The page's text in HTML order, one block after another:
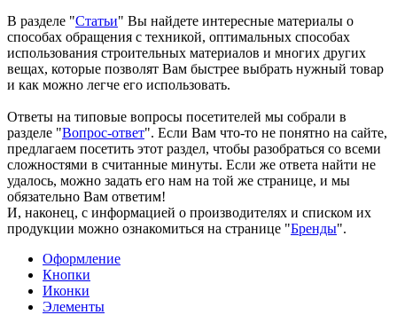
В разделе "Статьи" Вы найдете интересные материалы о
способах обращения с техникой, оптимальных способах
использования строительных материалов и многих других
вещах, которые позволят Вам быстрее выбрать нужный товар
и как можно легче его использовать.
Ответы на типовые вопросы посетителей мы собрали в
разделе "Вопрос-ответ". Если Вам что-то не понятно на сайте,
предлагаем посетить этот раздел, чтобы разобраться со всеми
сложностями в считанные минуты. Если же ответа найти не
удалось, можно задать его нам на той же странице, и мы
обязательно Вам ответим!
И, наконец, с информацией о производителях и списком их
продукции можно ознакомиться на странице "Бренды".
Оформление
Кнопки
Иконки
Элементы